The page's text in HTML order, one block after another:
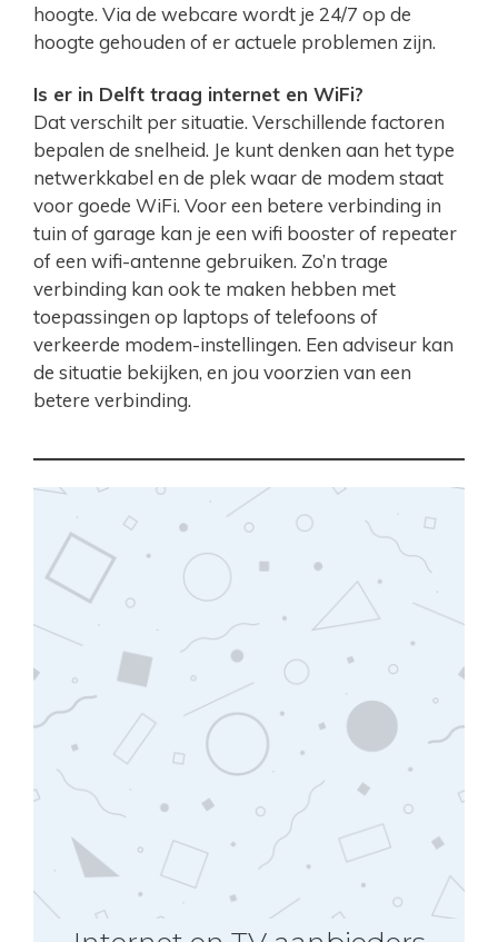
hoogte. Via de webcare wordt je 24/7 op de
hoogte gehouden of er actuele problemen zijn.
Is er in Delft traag internet en WiFi?
Dat verschilt per situatie. Verschillende factoren
bepalen de snelheid. Je kunt denken aan het type
netwerkkabel en de plek waar de modem staat
voor goede WiFi. Voor een betere verbinding in
tuin of garage kan je een wifi booster of repeater
of een wifi-antenne gebruiken. Zo’n trage
verbinding kan ook te maken hebben met
toepassingen op laptops of telefoons of
verkeerde modem-instellingen. Een adviseur kan
de situatie bekijken, en jou voorzien van een
betere verbinding.